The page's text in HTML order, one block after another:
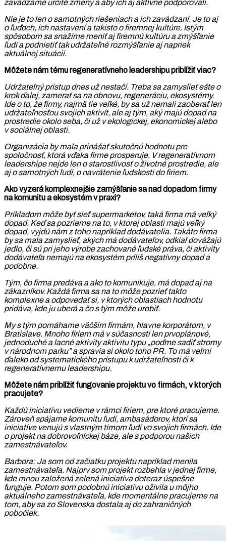
zavádzame určité zmeny a aby ich aj aktívne podporovali.
Nie je to len o samotných riešeniach a ich zavádzaní. Je to aj
o ľuďoch, ich nastavení a takisto o firemnej kultúre. Istým
spôsobom sa snažíme meniť aj firemnú kultúru a zmýšľanie
ľudí a podnietiť tak udržateľné rozmýšľanie aj napriek
aktuálnej situácii.
Môžete nám tému regeneratívneho leadershipu priblížiť viac?
Udržateľný prístup dnes už nestačí. Treba sa zamyslieť ešte o
krok ďalej, zamerať sa na obnovu, regeneráciu, ekosystémy.
Ide o to, že firmy, najmä tie veľké, by sa už nemali zaoberať len
udržateľnosťou svojich aktivít, ale aj tým, aký majú dopad na
prostredie okolo seba, či už v ekologickej, ekonomickej alebo
v sociálnej oblasti.
Organizácia by mala prinášať skutočnú hodnotu pre
spoločnosť, ktorá vďaka firme prosperuje. V regeneratívnom
leadershipe nejde len o starostlivosť o životné prostredie, ale
aj o samotných ľudí, o navrátenie ľudskosti do firiem.
Ako vyzerá komplexnejšie zamýšľanie sa nad dopadom firmy
na komunitu a ekosystém v praxi?
Príkladom môže byť sieť supermarketov, taká firma má veľký
dopad. Keď sa pozrieme na to, v ktorej oblasti majú veľký
dopad, vyjdú nám z toho napríklad dodávatelia. Takáto firma
by sa mala zamyslieť, akých má dodávateľov, odkiaľ dovážajú
jedlo, či sú pri jeho výrobe zachované ľudské práva, či aktivity
dodávateľa nemajú na ekosystém príliš negatívny dopad a
podobne.
Tým, čo firma predáva a ako to komunikuje, má dopad aj na
zákazníkov. Každá firma sa na to môže pozrieť takto
komplexne a odpovedať si, v ktorých oblastiach hodnotu
pridáva, kde ju uberá a čo s tým môže urobiť.
My s tým pomáhame väčším firmám, hlavne korporátom, v
Bratislave. Mnoho firiem má v súčasnosti len prvoplánové,
jednoduché a lacné aktivity aktivitu typu „poďme sadiť stromy
v národnom parku” a spravia si okolo toho PR. To má veľmi
ďaleko od systematického prístupu k udržateľnosti či k
regeneratívnemu leadershipu.
Môžete nám priblížiť fungovanie projektu vo firmách, v ktorých
pracujete?
Každú iniciatívu vedieme v rámci firiem, pre ktoré pracujeme.
Zároveň spájame komunitu ľudí, ambasádorov, ktorí sa
iniciatíve venujú s vlastným tímom ľudí vo svojich firmách. Ide
o projekt na dobrovoľníckej báze, ale s podporou našich
zamestnávateľov.
Barbora: Ja som od začiatku projektu napríklad menila
zamestnávateľa. Najprv som projekt rozbehla v jednej firme,
kde mnou založená zelená iniciatíva doteraz úspešne
funguje. Potom som podobnú iniciatívu oživila u môjho
aktuálneho zamestnávateľa, kde momentálne pracujeme na
tom, aby sa zo Slovenska dostala aj do zahraničných
pobočiek.